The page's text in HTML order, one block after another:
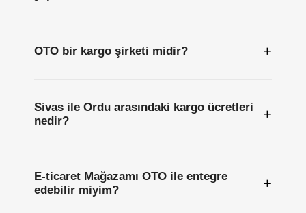
OTO bir kargo şirketi midir? +
Sivas ile Ordu arasındaki kargo ücretleri
nedir?
+
E-ticaret Mağazamı OTO ile entegre
edebilir miyim?
+